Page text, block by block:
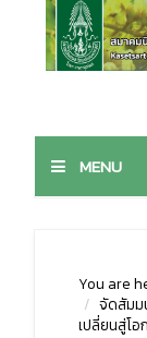
MENU
You are
จัดสัมม
เปลี่ยนสู่โอ